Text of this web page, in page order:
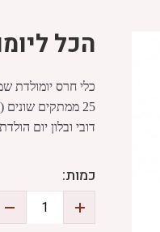
הכל
כלי חרס יומולדת
25 ממתקים שונים (פרליני שוקולד, סוכריות סודה, לקקנים, סוכריות גומי)
דובי ובלון יום
כמות: